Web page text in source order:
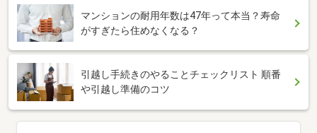
マンションの耐用年数は47年って本当？寿命
がすぎたら住めなくなる？
引越し手続きのやることチェックリスト 順番
や引越し準備のコツ